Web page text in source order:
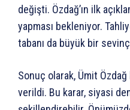
değişti. Özdağ’ın ilk
yapması bekleniyor.
tabanı da büyük bir sevinç
Sonuç olarak, Ümit Özdağ
verildi. Bu karar, siyasi